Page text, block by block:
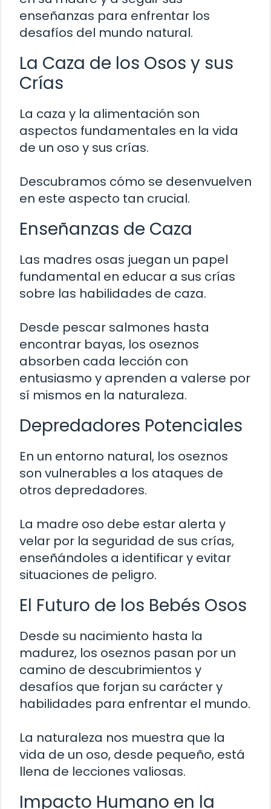
enseñanzas para enfrentar los
desafíos del mundo natural.
La Caza de los Osos y sus
Crías
La caza y la alimentación son
aspectos fundamentales en la vida
de un oso y sus crías.
Descubramos cómo se desenvuelven
en este aspecto tan crucial.
Enseñanzas de Caza
Las madres osas juegan un papel
fundamental en educar a sus crías
sobre las habilidades de caza.
Desde pescar salmones hasta
encontrar bayas, los oseznos
absorben cada lección con
entusiasmo y aprenden a valerse por
sí mismos en la naturaleza.
Depredadores Potenciales
En un entorno natural, los oseznos
son vulnerables a los ataques de
otros depredadores.
La madre oso debe estar alerta y
velar por la seguridad de sus crías,
enseñándoles a identificar y evitar
situaciones de peligro.
El Futuro de los Bebés Osos
Desde su nacimiento hasta la
madurez, los oseznos pasan por un
camino de descubrimientos y
desafíos que forjan su carácter y
habilidades para enfrentar el mundo.
La naturaleza nos muestra que la
vida de un oso, desde pequeño, está
llena de lecciones valiosas.
Impacto Humano en la